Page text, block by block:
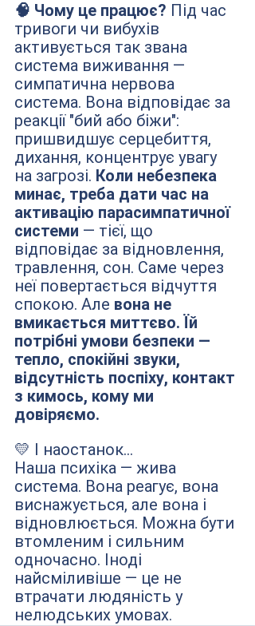
🧠 Чому це працює? Під час
тривоги чи вибухів
активується так звана
система виживання —
симпатична нервова
система. Вона відповідає за
реакції "бий або біжи":
пришвидшує серцебиття,
дихання, концентрує увагу
на загрозі. Коли небезпека
минає, треба дати час на
активацію парасимпатичної
системи — тієї, що
відповідає за відновлення,
травлення, сон. Саме через
неї повертається відчуття
спокою. Але вона не
вмикається миттєво. Їй
потрібні умови безпеки —
тепло, спокійні звуки,
відсутність поспіху, контакт
з кимось, кому ми
довіряємо.
💛 І наостанок...
Наша психіка — жива
система. Вона реагує, вона
виснажується, але вона і
відновлюється. Можна бути
втомленим і сильним
одночасно. Іноді
найсміливіше — це не
втрачати людяність у
нелюдських умовах.